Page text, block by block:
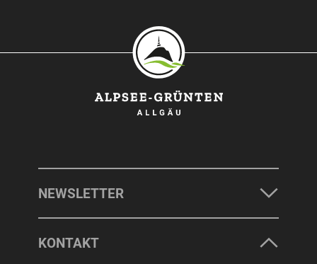
NEWSLETTER
KONTAKT